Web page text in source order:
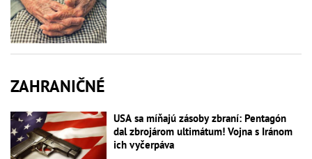
ZAHRANIČNÉ
USA sa míňajú zásoby zbraní: Pentagón
dal zbrojárom ultimátum! Vojna s Iránom
ich vyčerpáva